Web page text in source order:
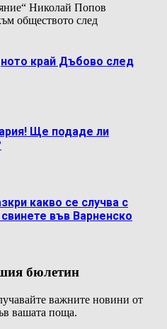
Николай Попов
обществото след
край Дъбово след
Ще подаде ли
какво се случва с
във Варненско
бюлетин
важните новини от
вашата поща.